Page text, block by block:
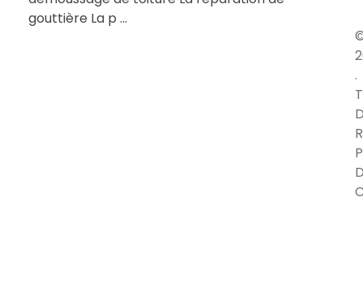
gouttière La p ...
.